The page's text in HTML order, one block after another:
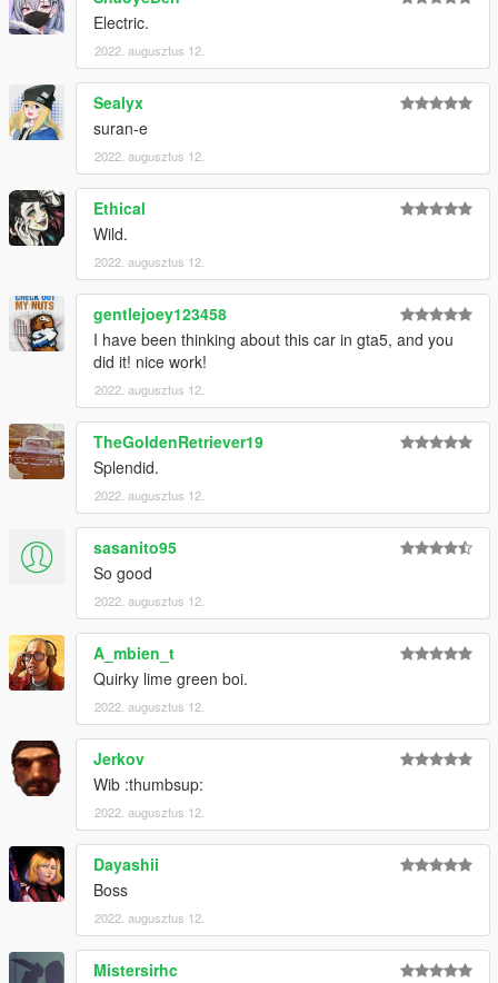
Electric.
2022. augusztus 12.
Sealyx
suran-e
2022. augusztus 12.
Ethical
Wild.
2022. augusztus 12.
gentlejoey123458
I have been thinking about this car in gta5, and you
did it! nice work!
2022. augusztus 12.
TheGoldenRetriever19
Splendid.
2022. augusztus 12.
sasanito95
So good
2022. augusztus 12.
A_mbien_t
Quirky lime green boi.
2022. augusztus 12.
Jerkov
Wib :thumbsup:
2022. augusztus 12.
Dayashii
Boss
2022. augusztus 12.
Mistersirhc